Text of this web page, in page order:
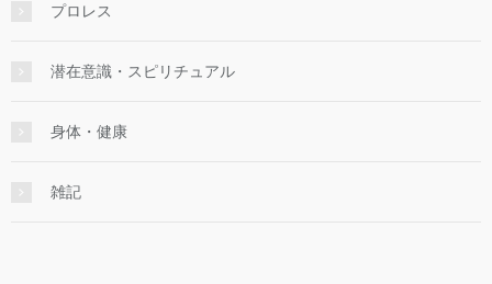
プロレス
潜在意識・スピリチュアル
身体・健康
雑記